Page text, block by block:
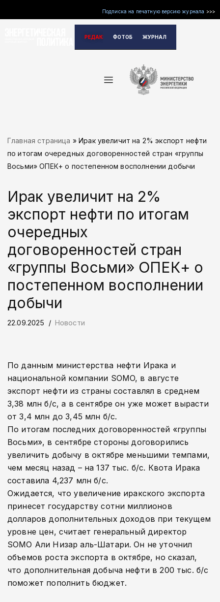
Подписка на печатную версию журнала >>>
РЕДАКЦИЯФОТОБАНКЖУРНАЛ
Главная страница »Ирак увеличит на 2% экспорт нефти
по итогам очередных договоренностей стран «группы
Восьми» ОПЕК+ о постепенном восполнении добычи
Ирак увеличит на 2%
экспорт нефти по итогам
очередных
договоренностей стран
«группы Восьми» ОПЕК+ о
постепенном восполнении
добычи
22.09.2025 Новости
По данным министерства нефти Ирака и
национальной компании SOMO, в августе
экспорт нефти из страны составлял в среднем
3,38 млн б/с, а в сентябре он уже может вырасти
от 3,4 млн до 3,45 млн б/с.
По итогам последних договоренностей «группы
Восьми», в сентябре стороны договорились
увеличить добычу в октябре меньшими темпами,
чем месяц назад – на 137 тыс. б/с. Квота Ирака
составила 4,237 млн б/с.
Ожидается, что увеличение иракского экспорта
принесет государству сотни миллионов
долларов дополнительных доходов при текущем
уровне цен, считает генеральный директор
SOMO Али Низар аль-Шатари. Он не уточнил
объемов роста экспорта в октябре, но сказал,
что дополнительная добыча нефти в 200 тыс. б/с
поможет пополнить бюджет.